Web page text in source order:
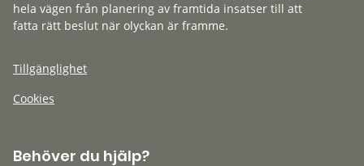
hela vägen från planering av framtida insatser till att
fatta rätt beslut när olyckan är framme.
Tillgänglighet
Cookies
Behöver du hjälp?